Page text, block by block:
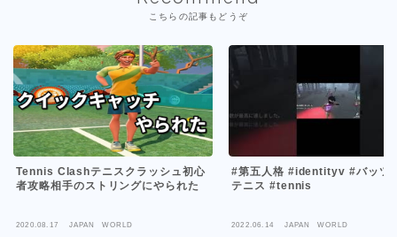
こちらの記事もどうぞ
Tennis Clashテニスクラッシュ初心
者攻略相手のストリングにやられた
2020.08.17 JAPAN WORLD
#第五人格 #identityv #バッツ
テニス #tennis
2022.06.14 JAPAN WORLD